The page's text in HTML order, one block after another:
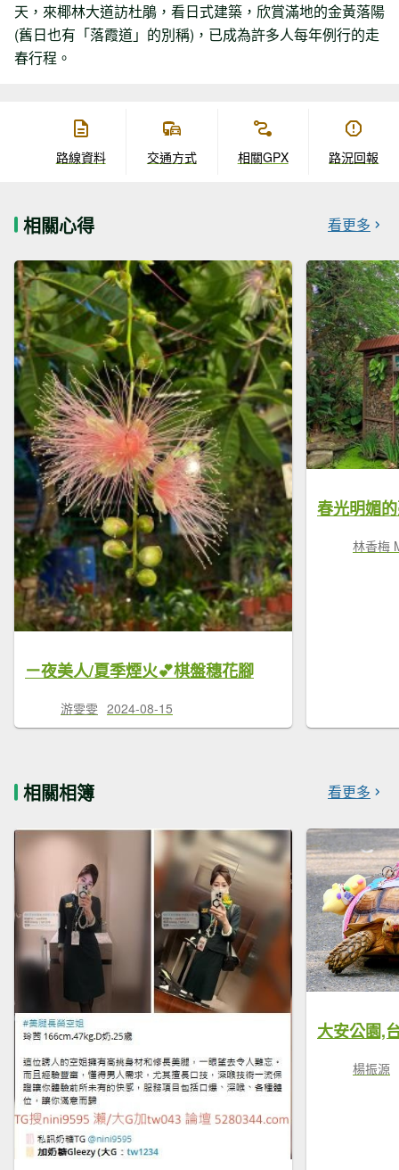
天，來椰林大道訪杜鵑，看日式建築，欣賞滿地的金黃落陽
(舊日也有「落霞道」的別稱)，已成為許多人每年例行的走
春行程。
路線資料 交通方式 相關GPX 路況回報
相關心得 看更多
ㄧ夜美人/夏季煙火💕棋盤穗花腳
游雯雯 2024-08-15
林香梅
相關相簿 看更多
大安公園,
楊振源